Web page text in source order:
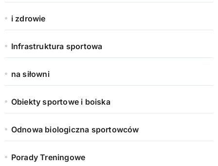
i zdrowie
Infrastruktura sportowa
na siłowni
Obiekty sportowe i boiska
Odnowa biologiczna sportowców
Porady Treningowe